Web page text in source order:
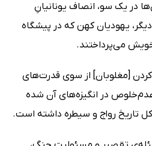
در یک سو، انصاف یونانیانِ
یهودیان کهن که در پیشگاه
می‌پرداختند.
[مغلوبان] از سوی قدرت‌های
عدم‌خلوص در انگیزه‌های آن شده
تاریخ رواج و سیطره داشته است.